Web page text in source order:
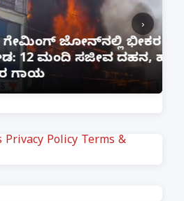
ಭೀಕರ ಅಗ್ನಿ
ಸಜೀವ ದಹನ, ಹಲವರಿಗೆ
›
Privacy Policy Terms &